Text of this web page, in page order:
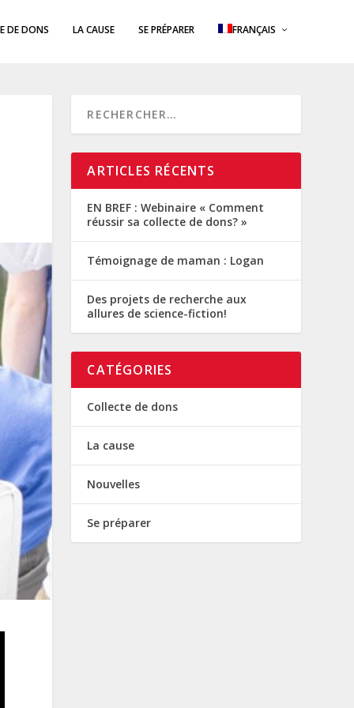
DE DONS LA CAUSE SE PRÉPARER FRANÇAIS
ARTICLES RÉCENTS
EN BREF : Webinaire « Comment
réussir sa collecte de dons? »
Témoignage de maman : Logan
Des projets de recherche aux
allures de science-fiction!
CATÉGORIES
Collecte de dons
La cause
Nouvelles
Se préparer